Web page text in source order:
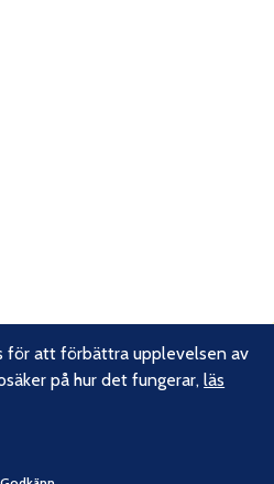
för att förbättra upplevelsen av
på hur det fungerar,läs